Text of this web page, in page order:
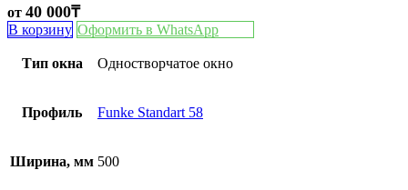
от 40 000₸
В корзину Оформить в WhatsApp
Тип окна Одностворчатое окно
Профиль Funke Standart 58
Ширина, мм 500